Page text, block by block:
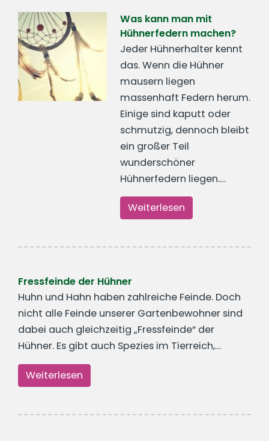
Was kann man mit
Hühnerfedern machen?
Jeder Hühnerhalter kennt
das. Wenn die Hühner
mausern liegen
massenhaft Federn herum.
Einige sind kaputt oder
schmutzig, dennoch bleibt
ein großer Teil
wunderschöner
Hühnerfedern liegen.…
Weiterlesen
Fressfeinde der Hühner
Huhn und Hahn haben zahlreiche Feinde. Doch
nicht alle Feinde unserer Gartenbewohner sind
dabei auch gleichzeitig „Fressfeinde“ der
Hühner. Es gibt auch Spezies im Tierreich,…
Weiterlesen